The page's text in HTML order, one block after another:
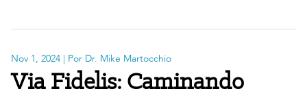
Nov 1, 2024 | Por Dr. Mike Martocchio
Via Fidelis: Caminando